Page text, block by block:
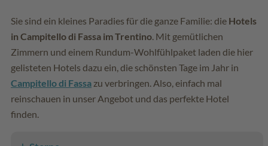
Sie sind ein kleines Paradies für die ganze Familie: die Hotels
in Campitello di Fassa im Trentino . Mit gemütlichen
Zimmern und einem Rundum-Wohlfühlpaket laden die hier
gelisteten Hotels dazu ein, die schönsten Tage im Jahr in
Campitello di Fassa zu verbringen. Also, einfach mal
reinschauen in unser Angebot und das perfekte Hotel
finden.